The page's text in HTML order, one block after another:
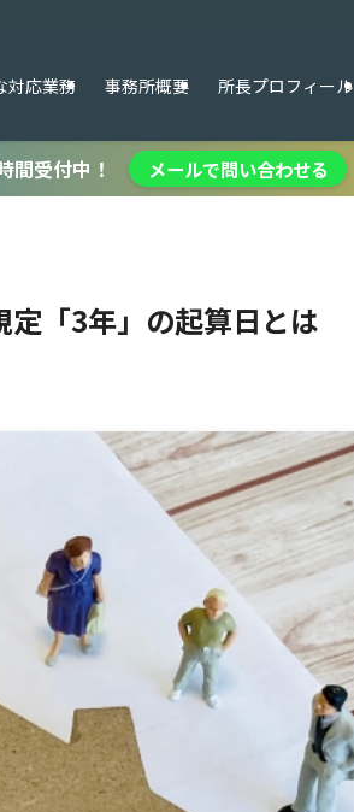
対応業務 事務所概要 所長プロフィール
間受付中！
メールで問い合わせる
「3年」の起算日とは